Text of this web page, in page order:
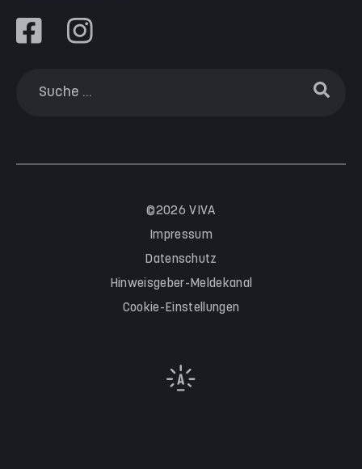
©2026 VIVA
Impressum
Datenschutz
Hinweisgeber-Meldekanal
Cookie-Einstellungen